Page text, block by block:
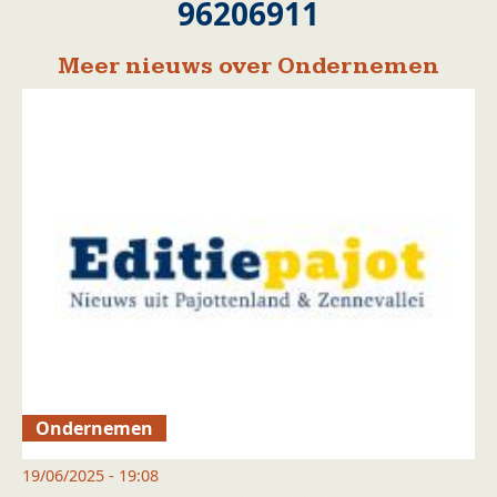
96206911
Meer nieuws over Ondernemen
Ondernemen
19/06/2025 - 19:08